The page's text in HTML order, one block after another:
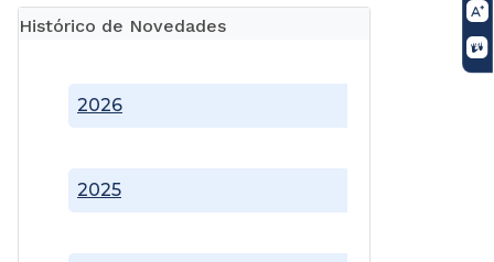
Histórico de Novedades
2025
2026